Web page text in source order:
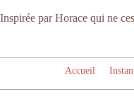
par Horace qui ne
Accueil